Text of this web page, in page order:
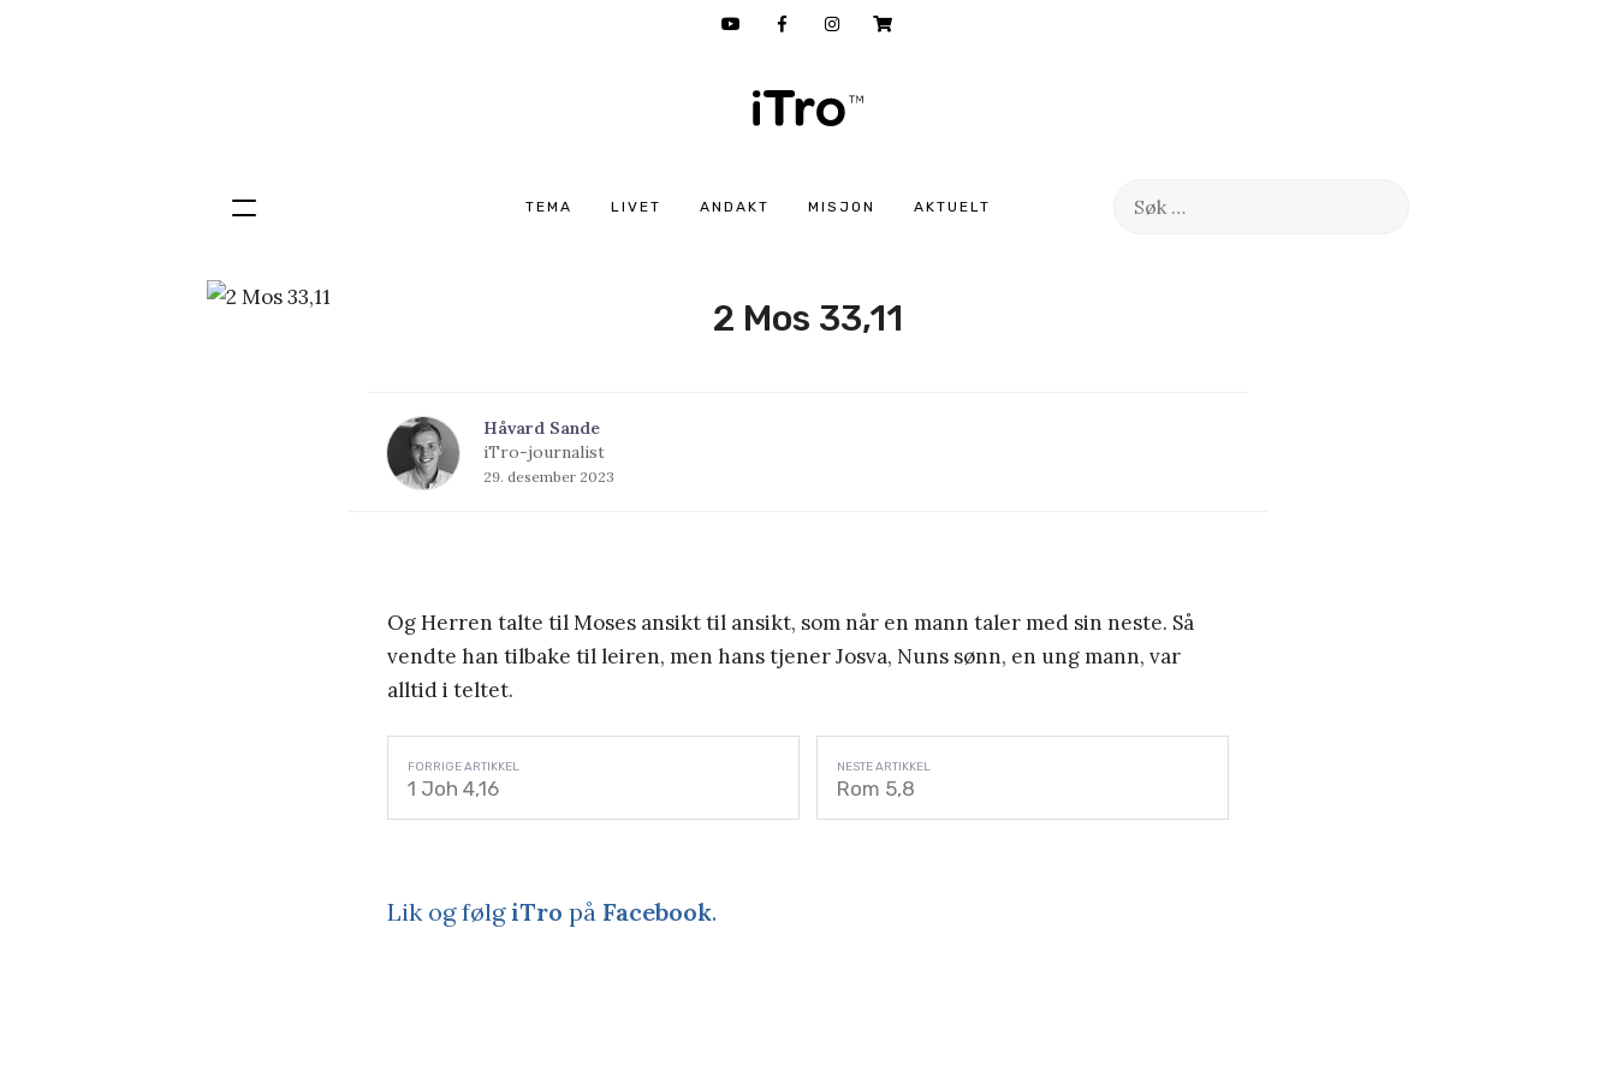
TEMA LIVET ANDAKT MISJON AKTUELT
Søk
Hopp
innhold
2 Mos 33,11
Håvard Sande
iTro-journalist
29. desember 2023
Og Herren talte til Moses ansikt til ansikt, som når en mann taler med sin neste. Så
vendte han tilbake til leiren, men hans tjener Josva, Nuns sønn, en ung mann, var
alltid i teltet.
1 Joh 4,16 Rom 5,8
Lik og følgiTro på Facebook.